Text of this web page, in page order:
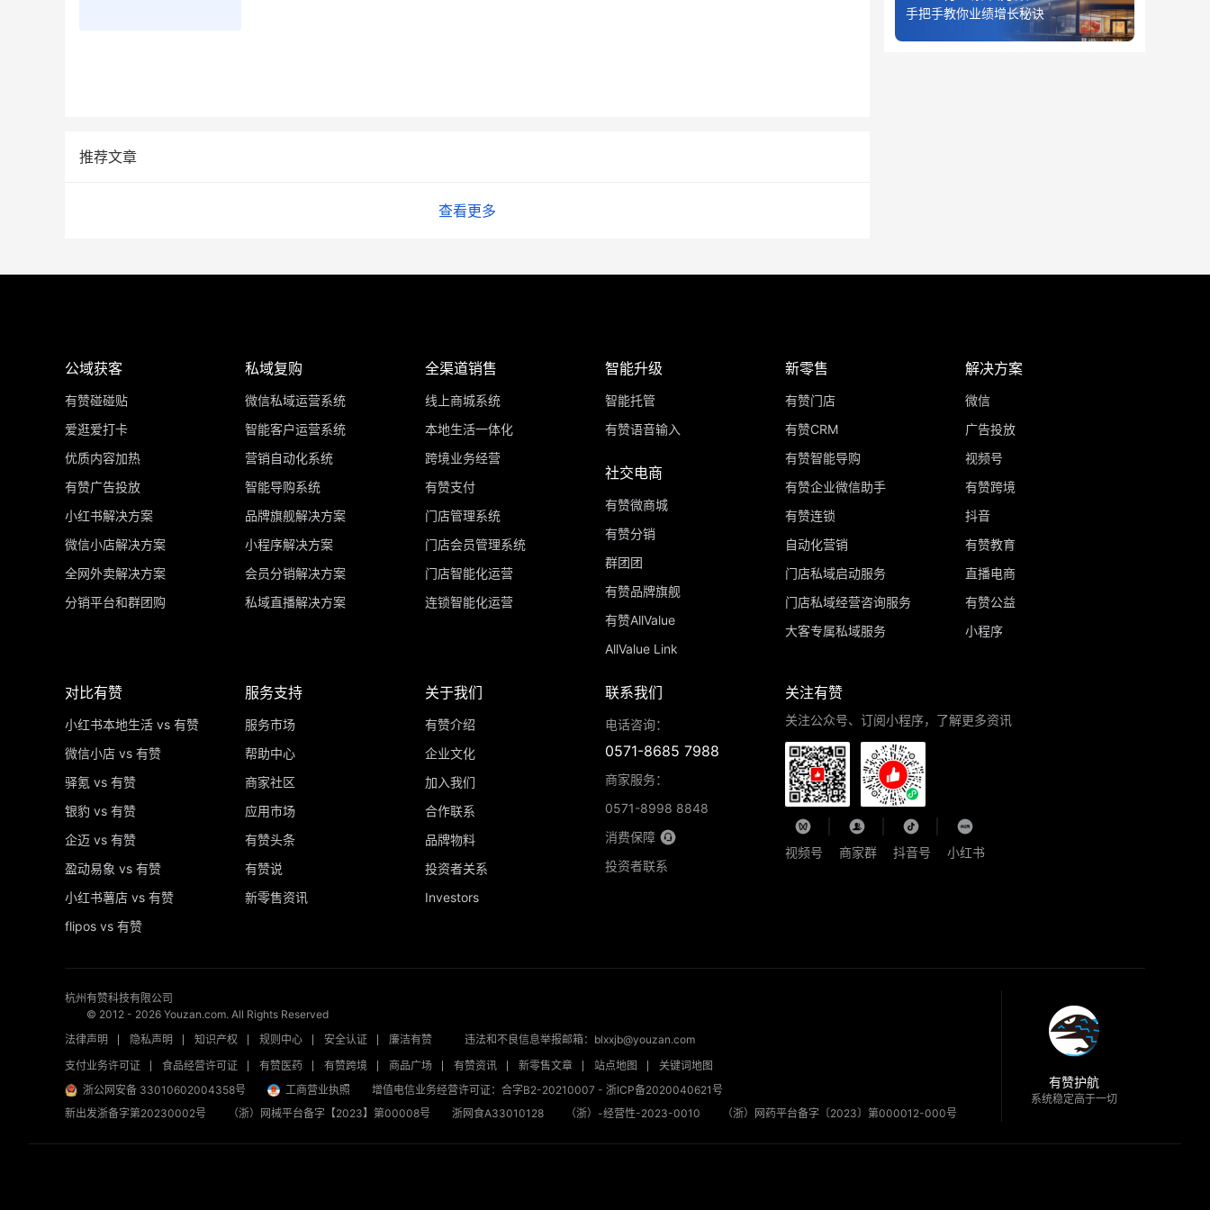
推荐文章
查看更多
手把手教你业绩增长秘诀
公域获客
有赞碰碰贴
爱逛爱打卡
优质内容加热
有赞广告投放
小红书解决方案
微信小店解决方案
全网外卖解决方案
分销平台和群团购
私域复购
微信私域运营系统
智能客户运营系统
营销自动化系统
智能导购系统
品牌旗舰解决方案
小程序解决方案
会员分销解决方案
私域直播解决方案
全渠道销售
线上商城系统
本地生活一体化
跨境业务经营
有赞支付
门店管理系统
门店会员管理系统
门店智能化运营
连锁智能化运营
智能升级
智能托管
有赞语音输入
社交电商
有赞微商城
有赞分销
群团团
有赞品牌旗舰
有赞AllValue
AllValue Link
新零售
有赞门店
有赞CRM
有赞智能导购
有赞企业微信助手
有赞连锁
自动化营销
门店私域启动服务
门店私域经营咨询服务
大客专属私域服务
解决方案
微信
广告投放
视频号
有赞跨境
抖音
有赞教育
直播电商
有赞公益
小程序
对比有赞
小红书本地生活 vs 有赞
微信小店 vs 有赞
驿氪 vs 有赞
银豹 vs 有赞
企迈 vs 有赞
盈动易象 vs 有赞
小红书薯店 vs 有赞
flipos vs 有赞
服务支持
服务市场
帮助中心
商家社区
应用市场
有赞头条
有赞说
新零售资讯
关于我们
有赞介绍
企业文化
加入我们
合作联系
品牌物料
投资者关系
Investors
联系我们
电话咨询：
0571-8685 7988
商家服务：
0571-8998 8848
消费保障
投资者联系
关注有赞
关注公众号、订阅小程序，了解更多资讯
视频号 商家群 抖音号 小红书
杭州有赞科技有限公司
© 2012 - 2026 Youzan.com. All Rights Reserved
法律声明
隐私声明 知识产权 规则中心 安全认证 廉洁有赞
违法和不良信息举报邮箱：blxxjb@youzan.com
支付业务许可证
食品经营许可证 有赞医药 有赞跨境 商品广场 有赞资讯 新零售文章 站点地图
关键词地图
浙公网安备 33010602004358号
工商营业执照 增值电信业务经营许可证：合字B2-20210007 - 浙ICP备2020040621号
新出发浙备字第20230002号
（浙）网械平台备字【2023】第00008号 浙网食A33010128 （浙）-经营性-2023-0010 （浙）网药平台备字〔2023〕第000012-000号
有赞护航
系统稳定高于一切